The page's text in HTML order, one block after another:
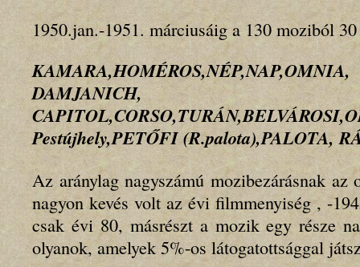
1950.jan.-1951. márciusáig a 130 moziból
DAMJANICH,
Pestújhely,PETŐFI (R.palota),PALOTA,
Az aránylag nagyszámú mozibezárásnak
nagyon kevés volt az évi filmmenyiség , -
csak évi 80, másrészt a mozik egy része
olyanok, amelyek 5%-os látogatottsággal